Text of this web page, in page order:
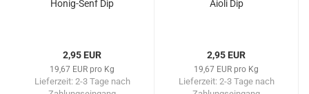
Honig-Senf Dip
2,95 EUR
19,67 EUR pro Kg
Lieferzeit: 2-3 Tage nach
Aioli Dip
2,95 EUR
19,67 EUR pro Kg
Lieferzeit: 2-3 Tage nach